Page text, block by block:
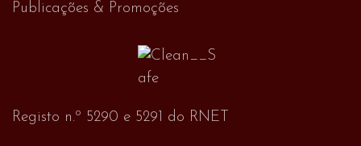
Publicações & Promoções
Registo n.º 5290 e 5291 do RNET